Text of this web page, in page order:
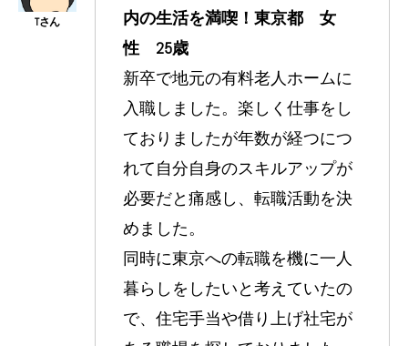
内の生活を満喫！東京都 女
性 25歳
新卒で地元の有料老人ホームに
入職しました。楽しく仕事をし
ておりましたが年数が経つにつ
れて自分自身のスキルアップが
必要だと痛感し、転職活動を決
めました。
同時に東京への転職を機に一人
暮らしをしたいと考えていたの
で、住宅手当や借り上げ社宅が